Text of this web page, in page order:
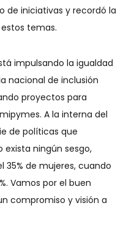
de iniciativas y recordó la
temas.
impulsando la igualdad
nacional de inclusión
proyectos para
A la interna del
de políticas que
ningún sesgo,
de mujeres, cuando
Vamos por el buen
compromiso y visión a